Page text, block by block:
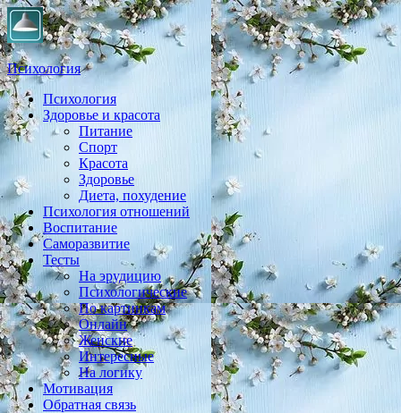
Психология
Практическая психология, личностный рост, экология,
здоровье, воспитание,
Психология
Здоровье и красота
Питание
Спорт
Красота
Здоровье
Диета, похудение
Психология отношений
Воспитание
Саморазвитие
Тесты
На эрудицию
Психологические
По картинкам
Онлайн
Женские
Интересные
На логику
Мотивация
Обратная связь